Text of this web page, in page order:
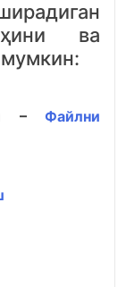
ва
–Файлни